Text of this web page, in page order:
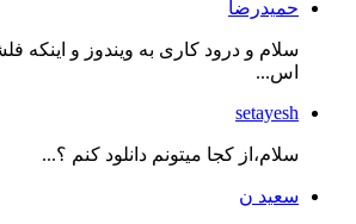
حمیدرضا
سلام و درود کاری به ویندوز و اینکه
اس...
setayesh
سلام،از کجا میتونم دانلود کنم ؟...
سعید ن